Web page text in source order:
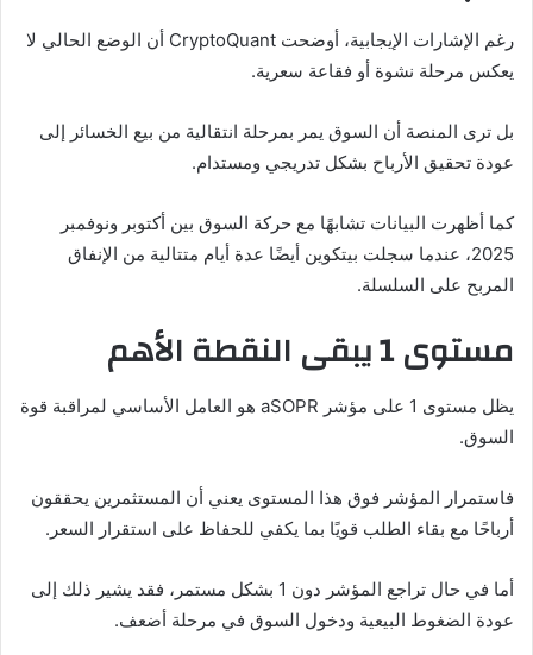
رغم الإشارات الإيجابية، أوضحت CryptoQuant أن الوضع الحالي لا
يعكس مرحلة نشوة أو فقاعة سعرية.
بل ترى المنصة أن السوق يمر بمرحلة انتقالية من بيع الخسائر إلى
عودة تحقيق الأرباح بشكل تدريجي ومستدام.
كما أظهرت البيانات تشابهًا مع حركة السوق بين أكتوبر ونوفمبر
2025، عندما سجلت بيتكوين أيضًا عدة أيام متتالية من الإنفاق
المربح على السلسلة.
مستوى 1 يبقى النقطة الأهم
يظل مستوى 1 على مؤشر aSOPR هو العامل الأساسي لمراقبة قوة
السوق.
فاستمرار المؤشر فوق هذا المستوى يعني أن المستثمرين يحققون
أرباحًا مع بقاء الطلب قويًا بما يكفي للحفاظ على استقرار السعر.
أما في حال تراجع المؤشر دون 1 بشكل مستمر، فقد يشير ذلك إلى
عودة الضغوط البيعية ودخول السوق في مرحلة أضعف.